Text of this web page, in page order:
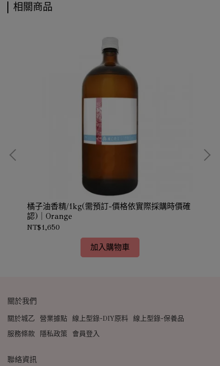
相關商品
橘子油香精/1kg(需預訂-價格依實際採購時價確
認)｜Orange
NT$1,650
加入購物車
關於我們
關於城乙 營業據點 線上型錄-DIY原料 線上型錄-保養品
服務條款
隱私政策 會員登入
聯絡資訊